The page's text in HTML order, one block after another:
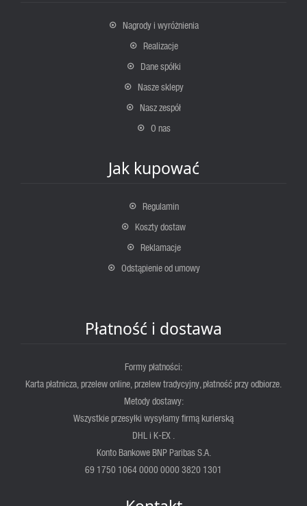
Nagrody i wyróżnienia
Realizacje
Dane spółki
Nasze sklepy
Nasz zespół
O nas
Jak kupować
Regulamin
Koszty dostaw
Reklamacje
Odstąpienie od umowy
Płatność i dostawa
Formy płatności:
Karta płatnicza, przelew online, przelew tradycyjny, płatność przy odbiorze.
Metody dostawy:
Wszystkie przesyłki wysyłamy firmą kurierską
DHL i K-EX .
Konto Bankowe BNP Paribas S.A.
69 1750 1064 0000 0000 3820 1301